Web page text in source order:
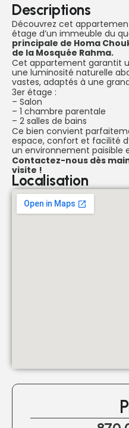
Descriptions
Découvrez cet
étage d’un immeuble du
principale de Homa
de la Mosquée Rahma.
Cet appartement garantit
une luminosité naturelle
vastes, adaptés à une
3er étage :
– Salon
– 1 chambre parentale
– 2 salles de bains
Ce bien convient
espace, confort et facilité
un environnement paisible
Contactez-nous dès
visite !
Localisation